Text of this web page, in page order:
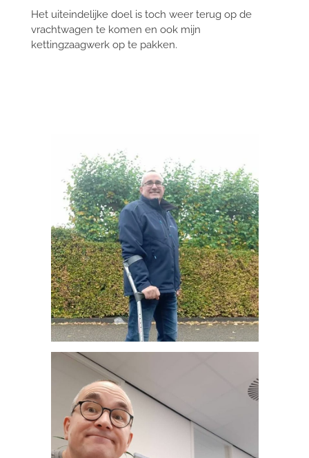
Het uiteindelijke doel is toch weer terug op de
vrachtwagen te komen en ook mijn
kettingzaagwerk op te pakken.